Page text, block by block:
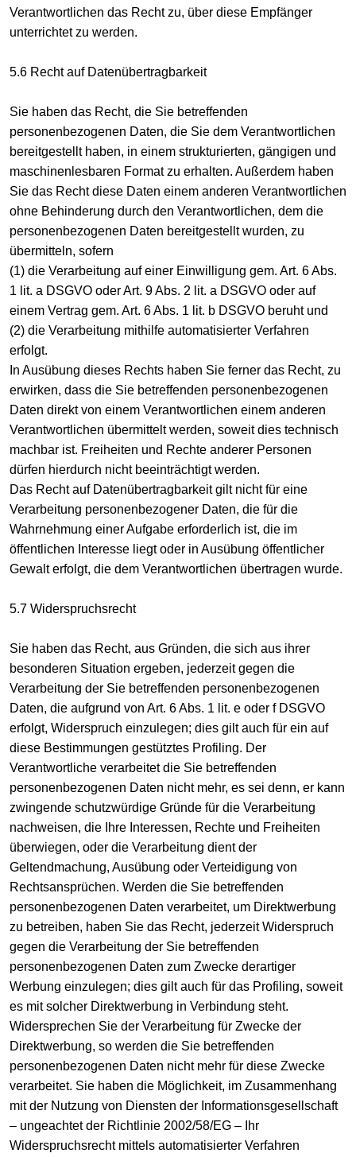
Verantwortlichen das Recht zu, über diese Empfänger
unterrichtet zu werden.
5.6 Recht auf Datenübertragbarkeit
Sie haben das Recht, die Sie betreffenden
personenbezogenen Daten, die Sie dem Verantwortlichen
bereitgestellt haben, in einem strukturierten, gängigen und
maschinenlesbaren Format zu erhalten. Außerdem haben
Sie das Recht diese Daten einem anderen Verantwortlichen
ohne Behinderung durch den Verantwortlichen, dem die
personenbezogenen Daten bereitgestellt wurden, zu
übermitteln, sofern
(1) die Verarbeitung auf einer Einwilligung gem. Art. 6 Abs.
1 lit. a DSGVO oder Art. 9 Abs. 2 lit. a DSGVO oder auf
einem Vertrag gem. Art. 6 Abs. 1 lit. b DSGVO beruht und
(2) die Verarbeitung mithilfe automatisierter Verfahren
erfolgt.
In Ausübung dieses Rechts haben Sie ferner das Recht, zu
erwirken, dass die Sie betreffenden personenbezogenen
Daten direkt von einem Verantwortlichen einem anderen
Verantwortlichen übermittelt werden, soweit dies technisch
machbar ist. Freiheiten und Rechte anderer Personen
dürfen hierdurch nicht beeinträchtigt werden.
Das Recht auf Datenübertragbarkeit gilt nicht für eine
Verarbeitung personenbezogener Daten, die für die
Wahrnehmung einer Aufgabe erforderlich ist, die im
öffentlichen Interesse liegt oder in Ausübung öffentlicher
Gewalt erfolgt, die dem Verantwortlichen übertragen wurde.
5.7 Widerspruchsrecht
Sie haben das Recht, aus Gründen, die sich aus ihrer
besonderen Situation ergeben, jederzeit gegen die
Verarbeitung der Sie betreffenden personenbezogenen
Daten, die aufgrund von Art. 6 Abs. 1 lit. e oder f DSGVO
erfolgt, Widerspruch einzulegen; dies gilt auch für ein auf
diese Bestimmungen gestütztes Profiling. Der
Verantwortliche verarbeitet die Sie betreffenden
personenbezogenen Daten nicht mehr, es sei denn, er kann
zwingende schutzwürdige Gründe für die Verarbeitung
nachweisen, die Ihre Interessen, Rechte und Freiheiten
überwiegen, oder die Verarbeitung dient der
Geltendmachung, Ausübung oder Verteidigung von
Rechtsansprüchen. Werden die Sie betreffenden
personenbezogenen Daten verarbeitet, um Direktwerbung
zu betreiben, haben Sie das Recht, jederzeit Widerspruch
gegen die Verarbeitung der Sie betreffenden
personenbezogenen Daten zum Zwecke derartiger
Werbung einzulegen; dies gilt auch für das Profiling, soweit
es mit solcher Direktwerbung in Verbindung steht.
Widersprechen Sie der Verarbeitung für Zwecke der
Direktwerbung, so werden die Sie betreffenden
personenbezogenen Daten nicht mehr für diese Zwecke
verarbeitet. Sie haben die Möglichkeit, im Zusammenhang
mit der Nutzung von Diensten der Informationsgesellschaft
– ungeachtet der Richtlinie 2002/58/EG – Ihr
Widerspruchsrecht mittels automatisierter Verfahren